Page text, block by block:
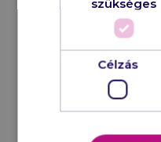
rosszindulatú
levél;
ki kapta ezt a
olyan e-mailt,
Célzás